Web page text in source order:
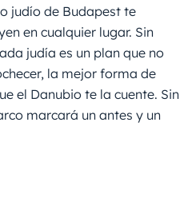
judío de Budapest te
en cualquier lugar. Sin
judía es un plan que no
la mejor forma de
el Danubio te la cuente. Sin
marcará un antes y un